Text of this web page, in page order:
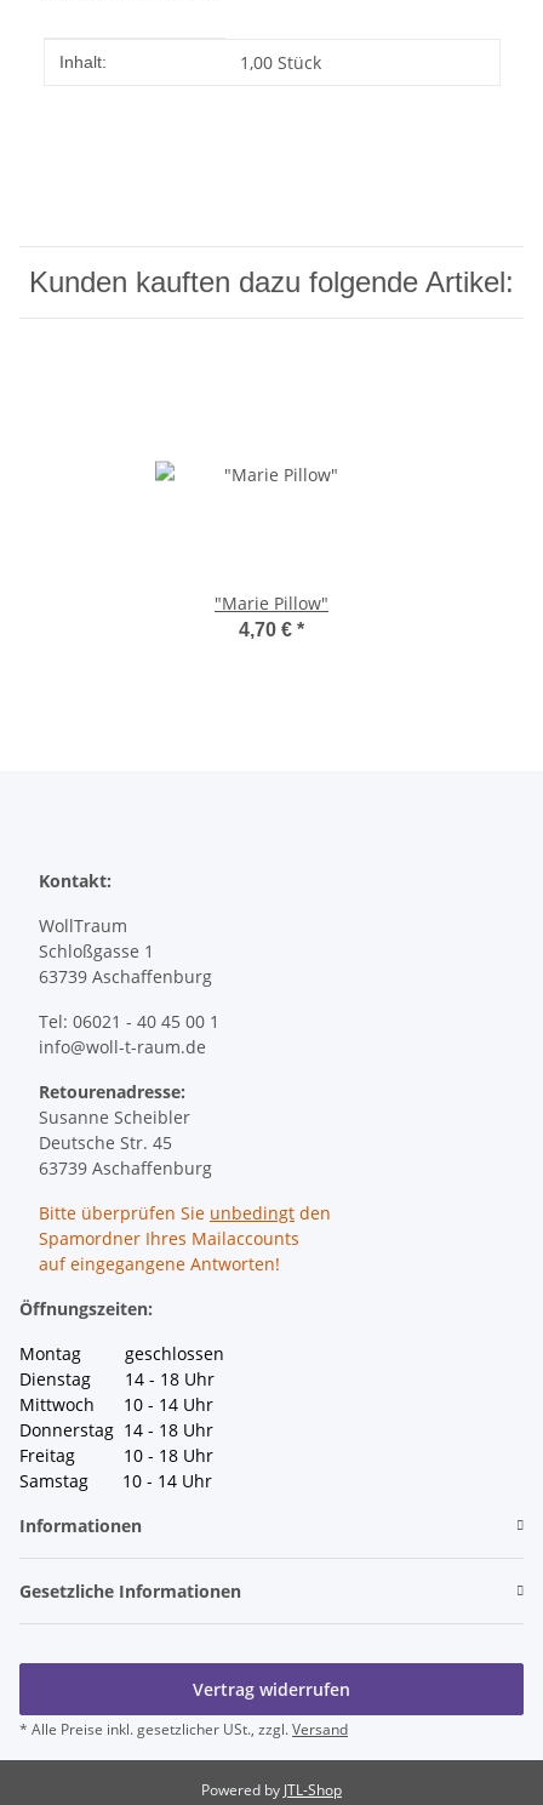
Produkteigenschaft
Wert
Inhalt: 1,00 Stück
Kunden kauften dazu folgende Artikel:
"Marie Pillow"
4,70 € *
Kontakt:
WollTraum
Schloßgasse 1
63739 Aschaffenburg
Tel: 06021 - 40 45 00 1
info@woll-t-raum.de
Retourenadresse:
Susanne Scheibler
Deutsche Str. 45
63739 Aschaffenburg
Bitte überprüfen Sie unbedingt den
Spamordner Ihres Mailaccounts
auf eingegangene Antworten!
Öffnungszeiten:
Montag geschlossen
Dienstag 14 - 18 Uhr
Mittwoch 10 - 14 Uhr
Donnerstag 14 - 18 Uhr
Freitag 10 - 18 Uhr
Samstag 10 - 14 Uhr
Informationen
Gesetzliche Informationen
Vertrag widerrufen
* Alle Preise inkl. gesetzlicher USt., zzgl.Versand
Powered by JTL-Shop